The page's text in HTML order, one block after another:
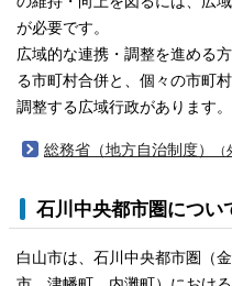
が必要です。
広域的な連携・調整を進める
る市町村合併と、個々の市町
調整する広域行政があります。
総務省（地方自治制度）
石川中央都市圏につい
白山市は、石川中央都市圏（